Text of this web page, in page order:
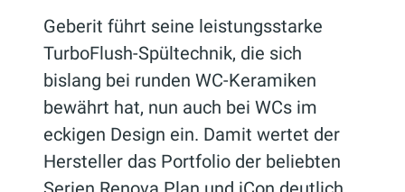
Geberit führt seine leistungsstarke
TurboFlush-Spültechnik, die sich
bislang bei runden WC-Keramiken
bewährt hat, nun auch bei WCs im
eckigen Design ein. Damit wertet der
Hersteller das Portfolio der beliebten